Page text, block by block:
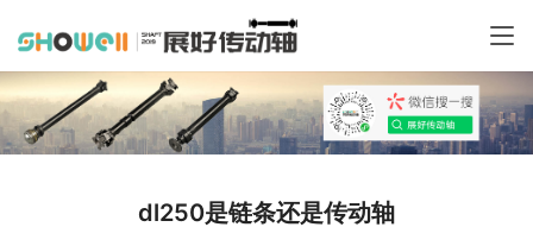
dl250是链条还是传动轴